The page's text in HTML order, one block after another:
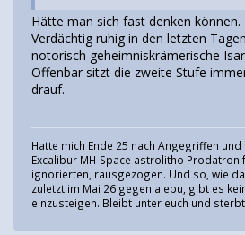
Hätte man sich fast denken können.
Verdächtig ruhig in den letzten
notorisch geheimniskrämerische
Offenbar sitzt die zweite Stufe
drauf.
Hatte mich Ende 25 nach Angegriffen
Excalibur MH-Space astrolitho
ignorierten, rausgezogen. Und so, wie
zuletzt im Mai 26 gegen alepu, gibt es
einzusteigen. Bleibt unter euch und